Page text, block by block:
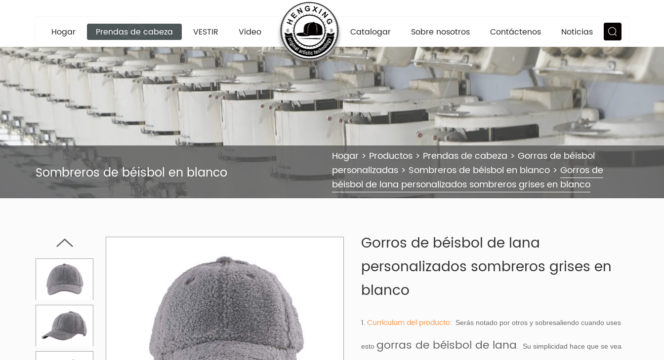
Hogar Prendas de cabeza VESTIR Video Catalogar Sobre nosotros Contáctenos Noticias
Sombreros de béisbol en blanco
Hogar > Productos > Prendas de cabeza > Gorras de béisbol
personalizadas > Sombreros de béisbol en blanco > Gorros de
béisbol de lana personalizados sombreros grises en blanco
Gorros de béisbol de lana
personalizados sombreros grises en
blanco
1.Currículum del producto: Serás notado por otros y sobresaliendo cuando uses
esto gorras de béisbol de lana. Su simplicidad hace que se vea